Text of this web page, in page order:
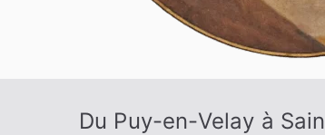
Du Puy-en-Velay à